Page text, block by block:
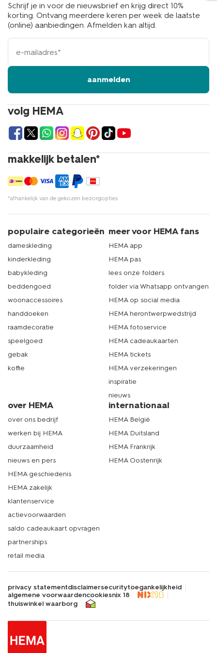
volg HEMA
makkelijk betalen*
*afhankelijk van de gekozen bezorgopties
Schrijf je in voor de nieuwsbrief en krijg direct 10%
korting. Ontvang meerdere keren per week de laatste
(online) aanbiedingen. Afmelden kan altijd.
e-
mailadres
aanmelden
populaire categorieën
dameskleding
kinderkleding
babykleding
beddengoed
woonaccessoires
handdoeken
raamdecoratie
speelgoed
gebak
koffie
meer voor HEMA fans
HEMA app
HEMA pas
lees onze folders
folder via Whatsapp ontvangen
HEMA op social media
HEMA herontwerpwedstrijd
HEMA fotoservice
HEMA cadeaukaarten
HEMA tickets
HEMA verzekeringen
inspiratie
nieuws
over HEMA
over ons bedrijf
werken bij HEMA
duurzaamheid
nieuws en pers
HEMA geschiedenis
HEMA zakelijk
klantenservice
actievoorwaarden
saldo cadeaukaart opvragen
partnerships
retail media
internationaal
HEMA België
HEMA Duitsland
HEMA Frankrijk
HEMA Oostenrijk
privacy statementdisclaimersecuritytoegankelijkheid
algemene voorwaardencookiesnix 18
thuiswinkel waarborg